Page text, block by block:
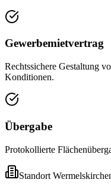
Gewerbemietvertrag
Rechtssichere Gestaltung
Konditionen.
Übergabe
Protokollierte
Standort